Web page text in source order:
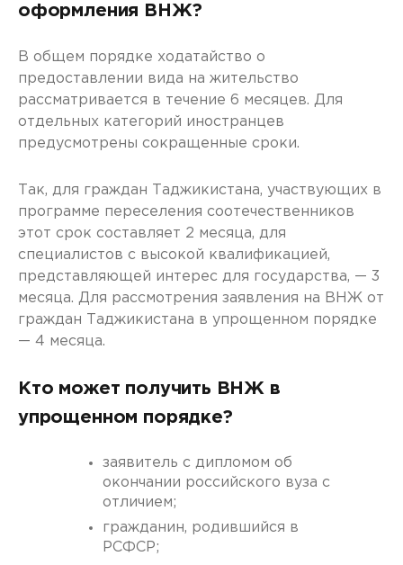
оформления ВНЖ?
В общем порядке ходатайство о
предоставлении вида на жительство
рассматривается в течение 6 месяцев. Для
отдельных категорий иностранцев
предусмотрены сокращенные сроки.
Так, для граждан Таджикистана, участвующих в
программе переселения соотечественников
этот срок составляет 2 месяца, для
специалистов с высокой квалификацией,
представляющей интерес для государства, — 3
месяца. Для рассмотрения заявления на ВНЖ от
граждан Таджикистана в упрощенном порядке
— 4 месяца.
Кто может получить ВНЖ в
упрощенном порядке?
заявитель с дипломом об
окончании российского вуза с
отличием;
гражданин, родившийся в
РСФСР;